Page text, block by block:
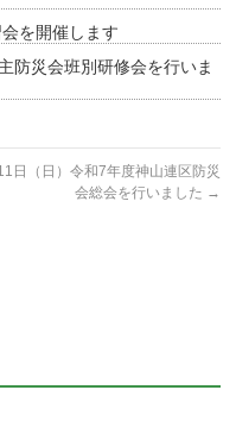
を開催します
防災会班別研修会を行いま
日（日）令和7年度神山連区防災
会総会を行いました →